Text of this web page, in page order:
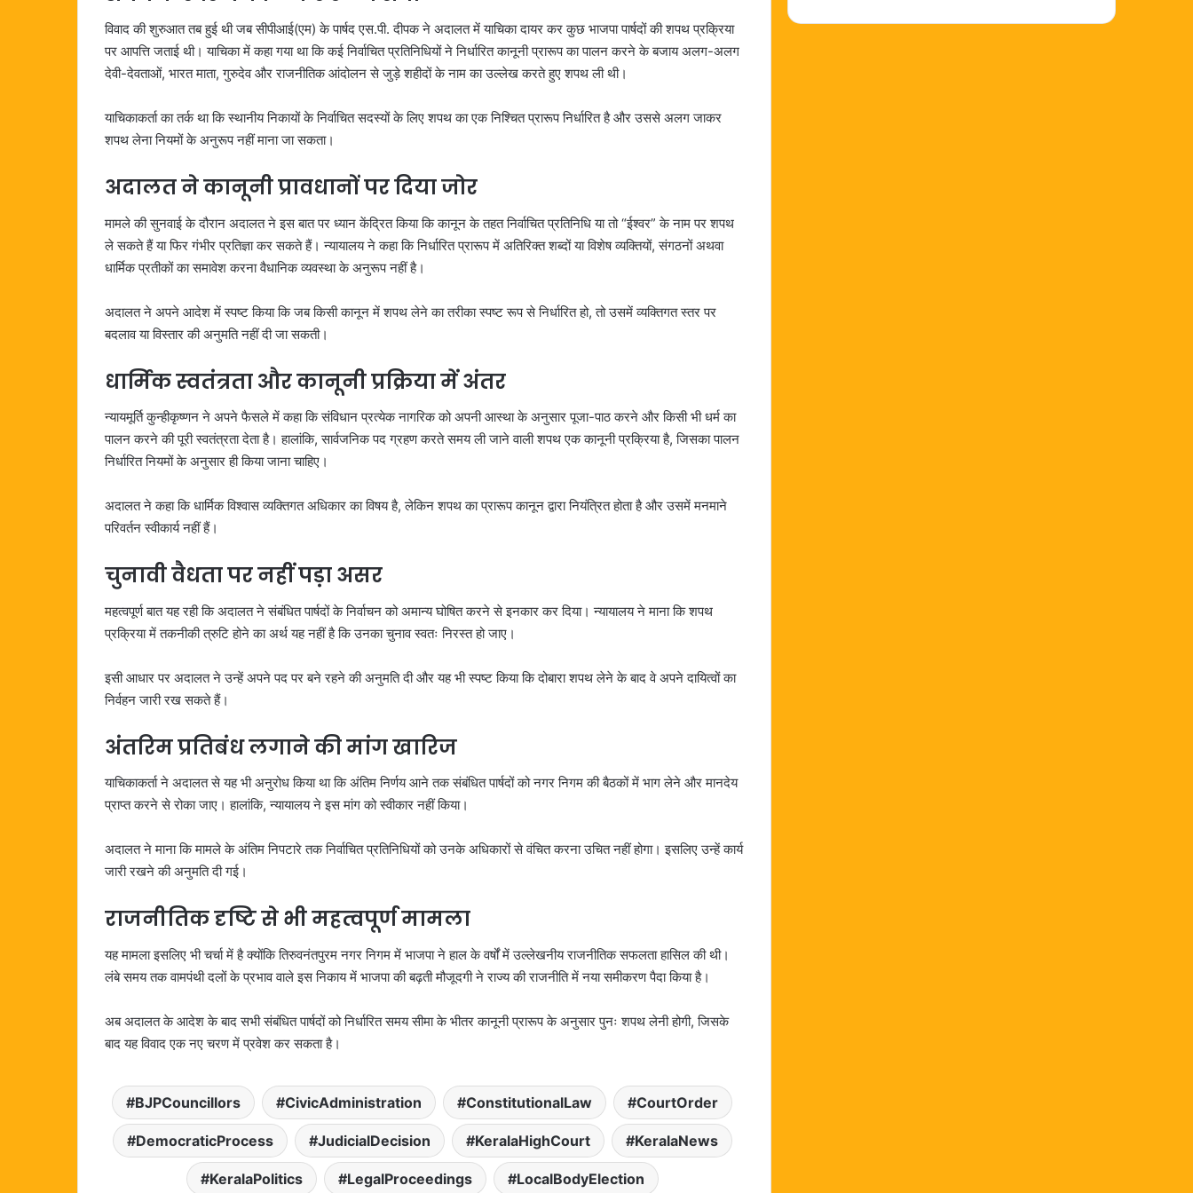
विवाद की शुरुआत तब हुई थी जब सीपीआई(एम) के पार्षद एस.पी. दीपक ने अदालत में याचिका दायर कर कुछ भाजपा पार्षदों की शपथ प्रक्रिया
पर आपत्ति जताई थी। याचिका में कहा गया था कि कई निर्वाचित प्रतिनिधियों ने निर्धारित कानूनी प्रारूप का पालन करने के बजाय अलग-अलग
देवी-देवताओं, भारत माता, गुरुदेव और राजनीतिक आंदोलन से जुड़े शहीदों के नाम का उल्लेख करते हुए शपथ ली थी।
याचिकाकर्ता का तर्क था कि स्थानीय निकायों के निर्वाचित सदस्यों के लिए शपथ का एक निश्चित प्रारूप निर्धारित है और उससे अलग जाकर
शपथ लेना नियमों के अनुरूप नहीं माना जा सकता।
अदालत ने कानूनी प्रावधानों पर दिया जोर
मामले की सुनवाई के दौरान अदालत ने इस बात पर ध्यान केंद्रित किया कि कानून के तहत निर्वाचित प्रतिनिधि या तो “ईश्वर” के नाम पर शपथ
ले सकते हैं या फिर गंभीर प्रतिज्ञा कर सकते हैं। न्यायालय ने कहा कि निर्धारित प्रारूप में अतिरिक्त शब्दों या विशेष व्यक्तियों, संगठनों अथवा
धार्मिक प्रतीकों का समावेश करना वैधानिक व्यवस्था के अनुरूप नहीं है।
अदालत ने अपने आदेश में स्पष्ट किया कि जब किसी कानून में शपथ लेने का तरीका स्पष्ट रूप से निर्धारित हो, तो उसमें व्यक्तिगत स्तर पर
बदलाव या विस्तार की अनुमति नहीं दी जा सकती।
धार्मिक स्वतंत्रता और कानूनी प्रक्रिया में अंतर
न्यायमूर्ति कुन्हीकृष्णन ने अपने फैसले में कहा कि संविधान प्रत्येक नागरिक को अपनी आस्था के अनुसार पूजा-पाठ करने और किसी भी धर्म का
पालन करने की पूरी स्वतंत्रता देता है। हालांकि, सार्वजनिक पद ग्रहण करते समय ली जाने वाली शपथ एक कानूनी प्रक्रिया है, जिसका पालन
निर्धारित नियमों के अनुसार ही किया जाना चाहिए।
अदालत ने कहा कि धार्मिक विश्वास व्यक्तिगत अधिकार का विषय है, लेकिन शपथ का प्रारूप कानून द्वारा नियंत्रित होता है और उसमें मनमाने
परिवर्तन स्वीकार्य नहीं हैं।
चुनावी वैधता पर नहीं पड़ा असर
महत्वपूर्ण बात यह रही कि अदालत ने संबंधित पार्षदों के निर्वाचन को अमान्य घोषित करने से इनकार कर दिया। न्यायालय ने माना कि शपथ
प्रक्रिया में तकनीकी त्रुटि होने का अर्थ यह नहीं है कि उनका चुनाव स्वतः निरस्त हो जाए।
इसी आधार पर अदालत ने उन्हें अपने पद पर बने रहने की अनुमति दी और यह भी स्पष्ट किया कि दोबारा शपथ लेने के बाद वे अपने दायित्वों का
निर्वहन जारी रख सकते हैं।
अंतरिम प्रतिबंध लगाने की मांग खारिज
याचिकाकर्ता ने अदालत से यह भी अनुरोध किया था कि अंतिम निर्णय आने तक संबंधित पार्षदों को नगर निगम की बैठकों में भाग लेने और मानदेय
प्राप्त करने से रोका जाए। हालांकि, न्यायालय ने इस मांग को स्वीकार नहीं किया।
अदालत ने माना कि मामले के अंतिम निपटारे तक निर्वाचित प्रतिनिधियों को उनके अधिकारों से वंचित करना उचित नहीं होगा। इसलिए उन्हें कार्य
जारी रखने की अनुमति दी गई।
राजनीतिक दृष्टि से भी महत्वपूर्ण मामला
यह मामला इसलिए भी चर्चा में है क्योंकि तिरुवनंतपुरम नगर निगम में भाजपा ने हाल के वर्षों में उल्लेखनीय राजनीतिक सफलता हासिल की थी।
लंबे समय तक वामपंथी दलों के प्रभाव वाले इस निकाय में भाजपा की बढ़ती मौजूदगी ने राज्य की राजनीति में नया समीकरण पैदा किया है।
अब अदालत के आदेश के बाद सभी संबंधित पार्षदों को निर्धारित समय सीमा के भीतर कानूनी प्रारूप के अनुसार पुनः शपथ लेनी होगी, जिसके
बाद यह विवाद एक नए चरण में प्रवेश कर सकता है।
BJPCouncillors CivicAdministration ConstitutionalLaw CourtOrder
DemocraticProcess JudicialDecision KeralaHighCourt KeralaNews
KeralaPolitics LegalProceedings LocalBodyElection